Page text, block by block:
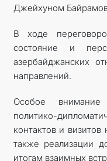
Джейхуном
В ходе
состояние и
азербайджанских
направлений.
Особое
политико-
контактов и
также реализации
итогам взаимных